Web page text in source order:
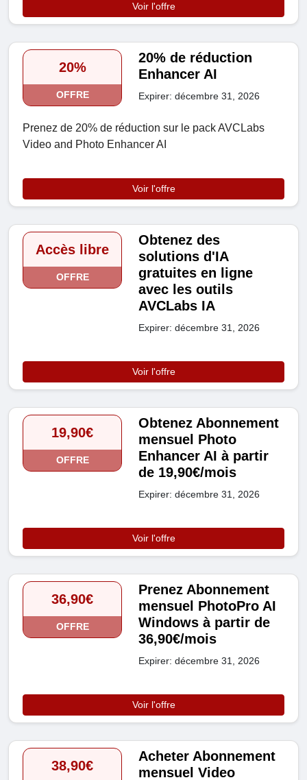
Voir l'offre
20%
OFFRE
20% de réduction
Enhancer AI
Expirer: décembre 31, 2026
Prenez de 20% de réduction sur le pack AVCLabs
Video and Photo Enhancer AI
Voir l'offre
Accès libre
OFFRE
Obtenez des
solutions d'IA
gratuites en ligne
avec les outils
AVCLabs IA
Expirer: décembre 31, 2026
Voir l'offre
19,90€
OFFRE
Obtenez Abonnement
mensuel Photo
Enhancer AI à partir
de 19,90€/mois
Expirer: décembre 31, 2026
Voir l'offre
36,90€
OFFRE
Prenez Abonnement
mensuel PhotoPro AI
Windows à partir de
36,90€/mois
Expirer: décembre 31, 2026
Voir l'offre
38,90€
Acheter Abonnement
mensuel Video